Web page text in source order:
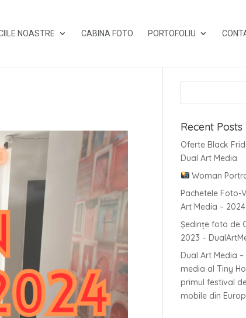
NOASTRE CABINA FOTO PORTOFOLIU
Recent Posts
Oferte Black
Dual Art Media
Woman
Pachetele Foto-
Art Media – 2024
Ședințe foto de
2023 –
Dual Art Media
media al Tiny
primul festival
mobile din